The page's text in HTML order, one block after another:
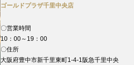
ゴールドプラザ千里中央店
〇営業時間
10：00～19：00
〇住所
大阪府豊中市新千里東町1-4-1阪急千里中央